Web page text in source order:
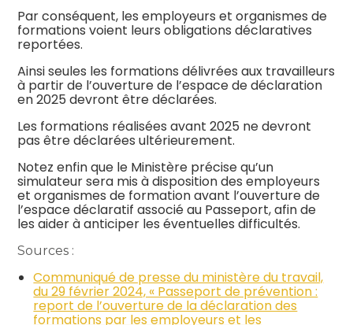
Par conséquent, les employeurs et organismes de
formations voient leurs obligations déclaratives
reportées.
Ainsi seules les formations délivrées aux travailleurs
à partir de l’ouverture de l’espace de déclaration
en 2025 devront être déclarées.
Les formations réalisées avant 2025 ne devront
pas être déclarées ultérieurement.
Notez enfin que le Ministère précise qu’un
simulateur sera mis à disposition des employeurs
et organismes de formation avant l’ouverture de
l’espace déclaratif associé au Passeport, afin de
les aider à anticiper les éventuelles difficultés.
Sources :
Communiqué de presse du ministère du travail,
du 29 février 2024, « Passeport de prévention :
report de l’ouverture de la déclaration des
formations par les employeurs et les